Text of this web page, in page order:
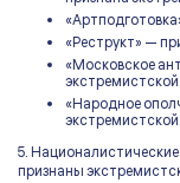
«Реструкт» —
«Московское
экстремистской.
«Народное
экстремистской.
5.
признаны